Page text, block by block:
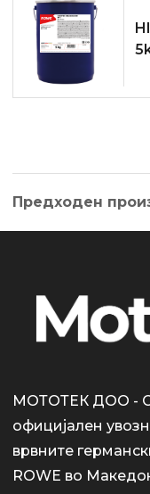
Предходен
МОТОТЕК ДОО -
официјален
врвните
ROWE во